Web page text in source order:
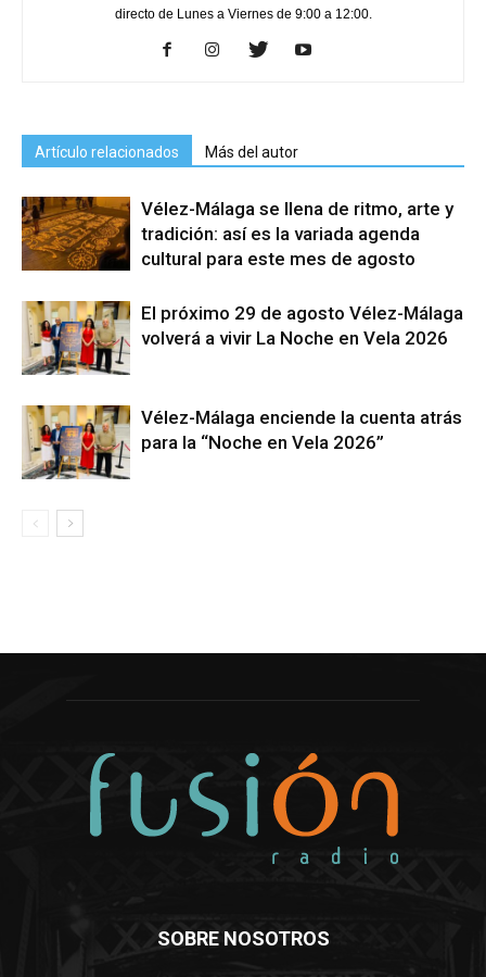
directo de Lunes a Viernes de 9:00 a 12:00.
Artículo relacionados Más del autor
Vélez-Málaga se llena de ritmo, arte y
tradición: así es la variada agenda
cultural para este mes de agosto
El próximo 29 de agosto Vélez-Málaga
volverá a vivir La Noche en Vela 2026
Vélez-Málaga enciende la cuenta atrás
para la “Noche en Vela 2026”
SOBRE NOSOTROS